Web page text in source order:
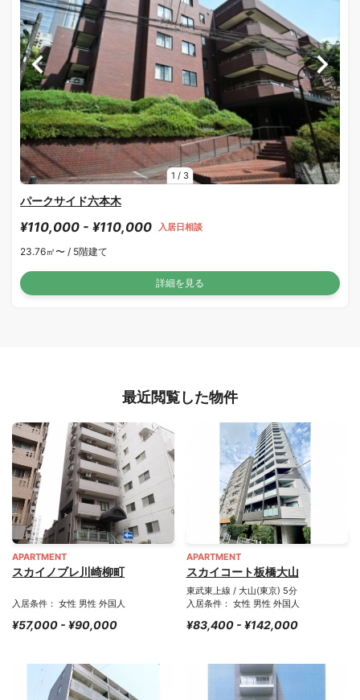
1 / 3
パークサイド六本木
¥110,000 - ¥110,000 入居日相談
23.76㎡〜 / 5階建て
詳細を見る
最近閲覧した物件
APARTMENT
スカイノブレ川崎柳町
入居条件： 女性 男性 外国人
¥57,000 - ¥90,000
APARTMENT
スカイコート板橋大山
東武東上線 / 大山(東京) 5分
入居条件： 女性 男性 外国人
¥83,400 - ¥142,000